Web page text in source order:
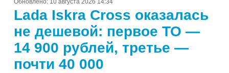
Обновлено: 10 августа 2026 14:34
Lada Iskra Cross оказалась
не дешевой: первое ТО —
14 900 рублей, третье —
почти 40 000